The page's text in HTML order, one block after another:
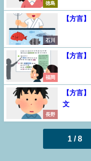
徳島
石川
【方言
福岡
【方言
長野
【方言
文
1 / 8